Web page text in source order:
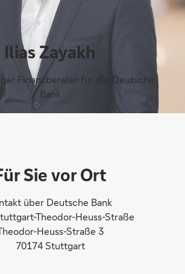
Ilias Zayakh
Finanzberater für die Deutsche
Bank
Sie vor Ort
über Deutsche Bank
Theodor-Heuss-Straße
Heuss-Straße 3
70174 Stuttgart